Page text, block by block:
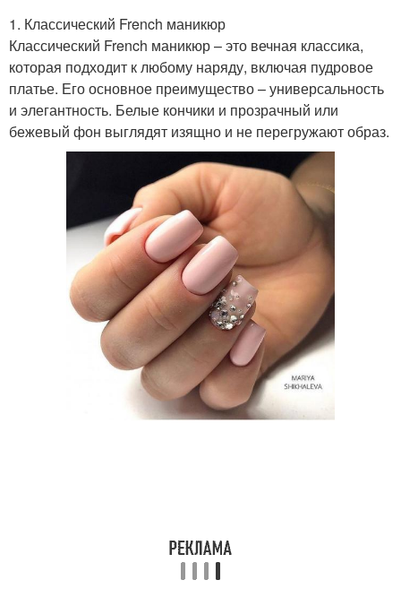
1. Классический French маникюр
Классический French маникюр – это вечная классика,
которая подходит к любому наряду, включая пудровое
платье. Его основное преимущество – универсальность
и элегантность. Белые кончики и прозрачный или
бежевый фон выглядят изящно и не перегружают образ.